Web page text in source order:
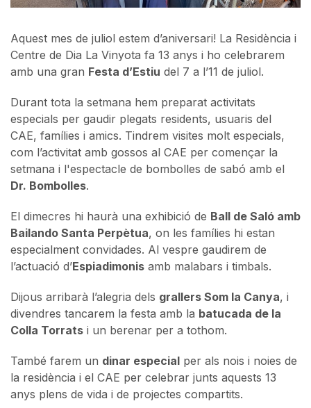
Aquest mes de juliol estem d’aniversari! La Residència i
Centre de Dia La Vinyota fa 13 anys i ho celebrarem
amb una gran Festa d’Estiu del 7 a l’11 de juliol.
Durant tota la setmana hem preparat activitats
especials per gaudir plegats residents, usuaris del
CAE, famílies i amics. Tindrem visites molt especials,
com l’activitat amb gossos al CAE per començar la
setmana i l'espectacle de bombolles de sabó amb el
Dr. Bombolles.
El dimecres hi haurà una exhibició de Ball de Saló amb
Bailando Santa Perpètua, on les famílies hi estan
especialment convidades. Al vespre gaudirem de
l’actuació d’Espiadimonis amb malabars i timbals.
Dijous arribarà l’alegria dels grallers Som la Canya, i
divendres tancarem la festa amb la batucada de la
Colla Torrats i un berenar per a tothom.
També farem un dinar especial per als nois i noies de
la residència i el CAE per celebrar junts aquests 13
anys plens de vida i de projectes compartits.